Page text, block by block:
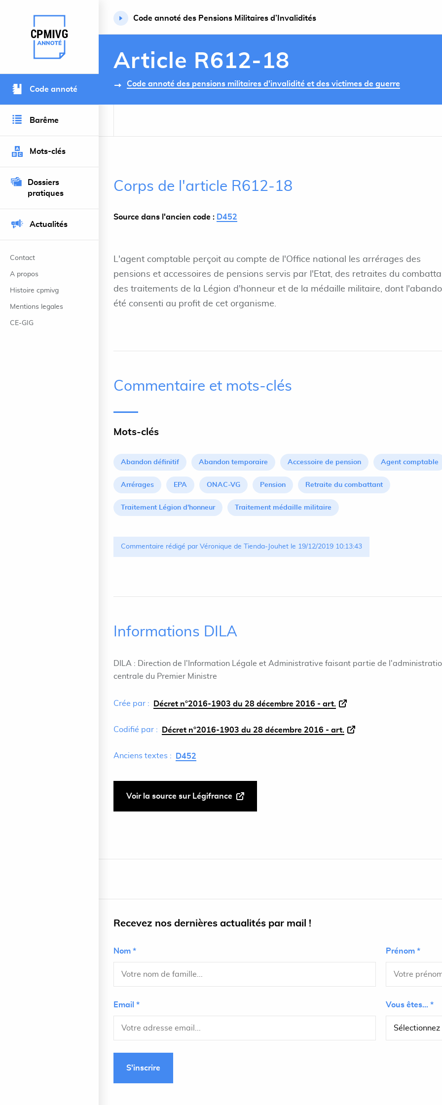
Retour à l’accueil du site
Code annoté
Barême
Mots-clés
Dossiers
pratiques
Actualités
Contact
A propos
Histoire cpmivg
Mentions legales
CE-GIG
Code annoté des Pensions Militaires d’Invalidités
Article R612-18
Code annoté des pensions militaires d'invalidité et des victimes de guerre
Corps de l'article R612-18
Source dans l'ancien code : D452
L'agent comptable perçoit au compte de l'Office national les arrérages des
pensions et accessoires de pensions servis par l'Etat, des retraites du
des traitements de la Légion d'honneur et de la médaille militaire, dont
été consenti au profit de cet organisme.
Commentaire et mots-clés
Mots-clés
Abandon définitif Abandon temporaire Accessoire de pension Agent comptable
Arrérages EPA ONAC-VG Pension Retraite du combattant
Traitement Légion d'honneur Traitement médaille militaire
Commentaire rédigé par Véronique de Tienda-Jouhet le 19/12/2019 10:13:43
Informations DILA
DILA : Direction de l'Information Légale et Administrative faisant partie de
centrale du Premier Ministre
Crée par : Décret n°2016-1903 du 28 décembre 2016 - art.
Codifié par : Décret n°2016-1903 du 28 décembre 2016 - art.
Anciens textes : D452
Voir la source sur Légifrance
Recevez nos dernières actualités par mail !
Nom * Prénom *
Email * Vous êtes... *
S'inscrire